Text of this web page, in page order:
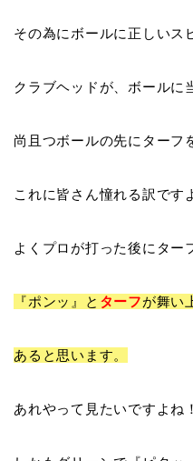
その為にボールに正しいス
クラブヘッドが、ボールに
尚且つボールの先に ターフ
これに皆さん憧れる訳です
よくプロが打った後に ター
『ポンッ 』と ターフが舞い
あると思います。
あれやって見たいですよね！